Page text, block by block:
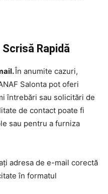
Rapidă
În anumite cazuri,
Salonta pot oferi
întrebări sau solicitări de
de contact poate fi
sau pentru a furniza
adresa de e-mail corectă
în formatul